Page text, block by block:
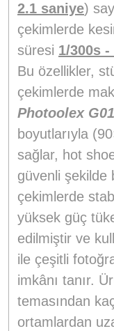
2.1 saniye)
çekimlerde
süresi 1/300s -
Bu özellikler,
çekimlerde
Photoolex
boyutlarıyla
sağlar, hot
güvenli şekilde
çekimlerde
yüksek güç
edilmiştir ve
ile çeşitli
imkânı tanır.
temasından
ortamlardan